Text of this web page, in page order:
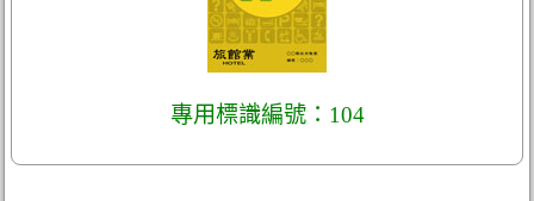
專用標識編號：104